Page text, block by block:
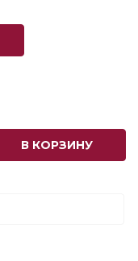
В КОРЗИНУ